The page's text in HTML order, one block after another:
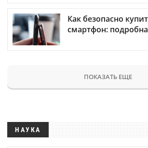
Как безопасно
смартфон:
ПОКАЗАТЬ ЕЩЕ
НАУКА